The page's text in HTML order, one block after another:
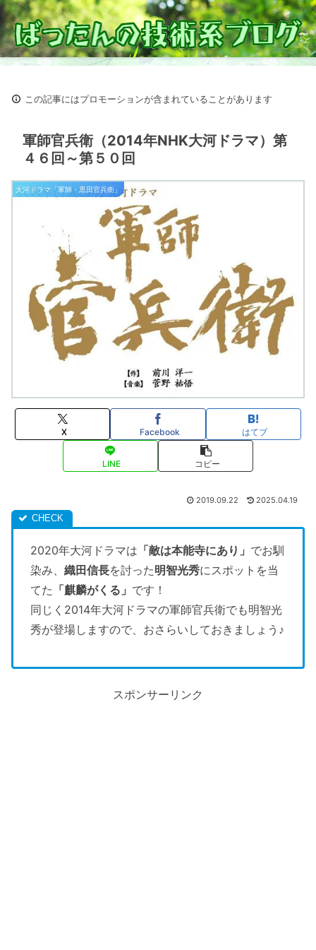
この記事にはプロモーションが含まれていることがあります
軍師官兵衛（2014年NHK大河ドラマ）第
４６回～第５０回
大河ドラマ「軍師・黒田官兵衛」
X Facebook はてブ
LINE コピー
2019.09.22 2025.04.19
2020年大河ドラマは 「敵は本能寺にあり」 でお馴
染み、 織田信長を討った明智光秀にスポットを当
てた 「麒麟がくる」 です！
同じく2014年大河ドラマの軍師官兵衛でも明智光
秀が登場しますので、おさらいしておきましょう♪
スポンサーリンク